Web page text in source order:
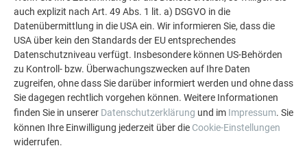
MEHR REFERENZEN ANSEHEN
auch explizit nach Art. 49 Abs. 1 lit. a) DSGVO in die
Datenübermittlung in die USA ein. Wir informieren Sie, dass die
USA über kein den Standards der EU entsprechendes
Datenschutzniveau verfügt. Insbesondere können US-Behörden
zu Kontroll- bzw. Überwachungszwecken auf Ihre Daten
zugreifen, ohne dass Sie darüber informiert werden und ohne dass
Sie dagegen rechtlich vorgehen können. Weitere Informationen
finden Sie in unserer Datenschutzerklärung und im Impressum. Sie
können Ihre Einwilligung jederzeit über die Cookie-Einstellungen
widerrufen.